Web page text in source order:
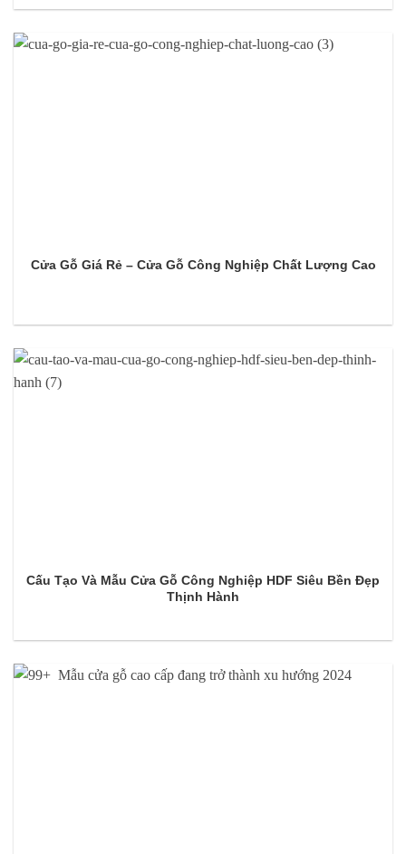
Cửa Gỗ Giá Rẻ – Cửa Gỗ Công Nghiệp Chất Lượng Cao
Cấu Tạo Và Mẫu Cửa Gỗ Công Nghiệp HDF Siêu Bền Đẹp
Thịnh Hành